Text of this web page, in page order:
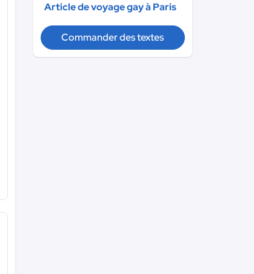
Article de voyage gay à Paris
Commander des textes